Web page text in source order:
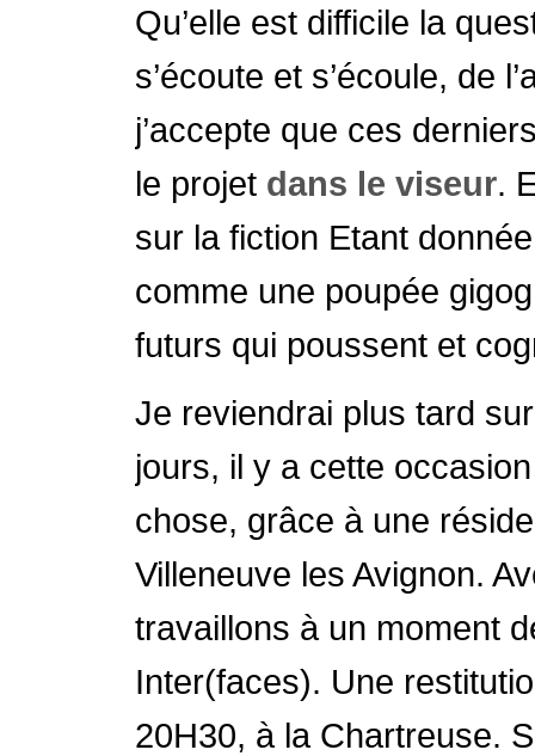
Qu’elle est difficile la
s’écoute et s’écoule, de
j’accepte que ces
le projet dans le viseur.
sur la fiction Etant
comme une poupée
futurs qui poussent et
Je reviendrai plus tard
jours, il y a cette
chose, grâce à une
Villeneuve les Avignon.
travaillons à un moment
Inter(faces). Une
20H30, à la Chartreuse.